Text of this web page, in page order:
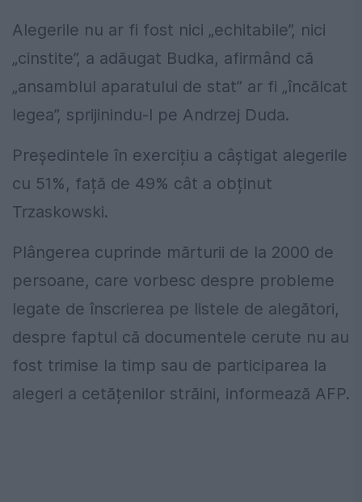
Alegerile nu ar fi fost nici „echitabile”, nici
„cinstite”, a adăugat Budka, afirmând că
„ansamblul aparatului de stat” ar fi „încălcat
legea”, sprijinindu-l pe Andrzej Duda.
Președintele în exercițiu a câștigat alegerile
cu 51%, față de 49% cât a obținut
Trzaskowski.
Plângerea cuprinde mărturii de la 2000 de
persoane, care vorbesc despre probleme
legate de înscrierea pe listele de alegători,
despre faptul că documentele cerute nu au
fost trimise la timp sau de participarea la
alegeri a cetățenilor străini, informează AFP.